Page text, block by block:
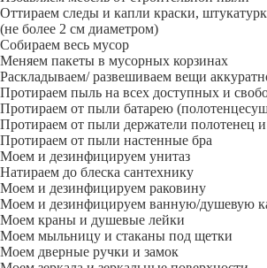
Оттираем следы и капли краски,
(не более 2 см диаметром)
Собираем весь мусор
Меняем пакеты в мусорных корзинах
Раскладываем/ развешиваем вещи
Протираем пыль на всех доступных и
Протираем от пыли батарею
Протираем от пыли держатели полотенец и
Протираем от пыли настенные бра
Моем и дезинфицируем унитаз
Натираем до блеска сантехнику
Моем и дезинфицируем раковину
Моем и дезинфицируем ванную/душевую
Моем краны и душевые лейки
Моем мыльницу и стаканы под щетки
Моем дверные ручки и замок